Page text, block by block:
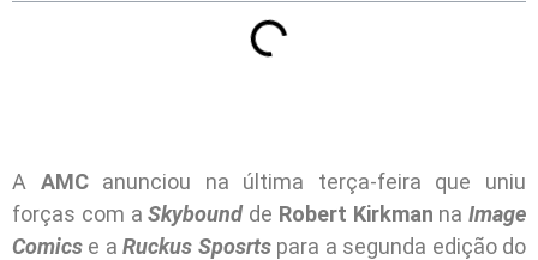
A AMCanunciou na última terça-feira que uniu
forças com aSkybound de Robert Kirkman na Image
Comics e aRuckus Sposrtspara a segunda edição do